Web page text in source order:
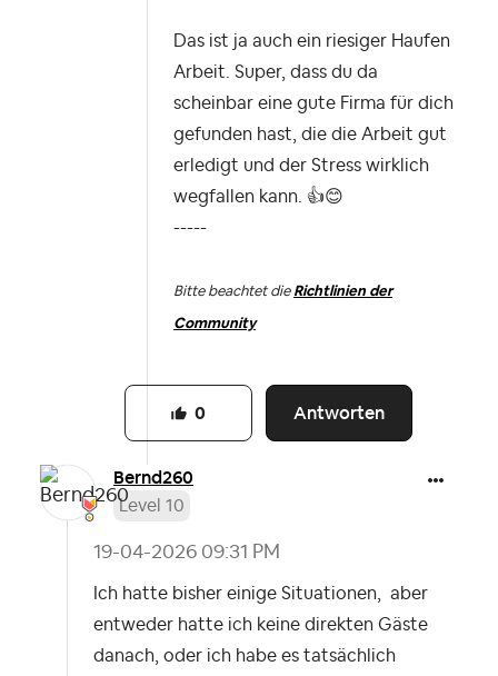
Das ist ja auch ein riesiger Haufen
Arbeit. Super, dass du da
scheinbar eine gute Firma für dich
gefunden hast, die die Arbeit gut
erledigt und der Stress wirklich
wegfallen kann. 👍😊
-----
Bitte beachtet die Richtlinien der
Community
Antworten
0
Bernd260
Level 10
‎19-04-2026 09:31 PM
Ich hatte bisher einige Situationen, aber
entweder hatte ich keine direkten Gäste
danach, oder ich habe es tatsächlich